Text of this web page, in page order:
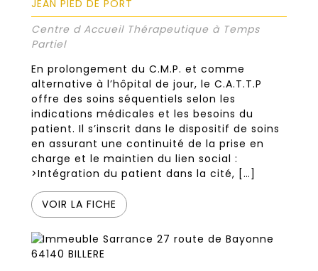
JEAN PIED DE PORT
Centre d Accueil Thérapeutique à Temps
Partiel
En prolongement du C.M.P. et comme
alternative à l’hôpital de jour, le C.A.T.T.P
offre des soins séquentiels selon les
indications médicales et les besoins du
patient. Il s’inscrit dans le dispositif de soins
en assurant une continuité de la prise en
charge et le maintien du lien social :
>Intégration du patient dans la cité, […]
VOIR LA FICHE